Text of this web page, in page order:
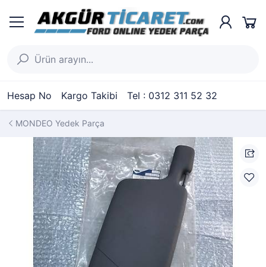
Hesap No Kargo Takibi Tel : 0312 311 52 32
MONDEO Yedek Parça